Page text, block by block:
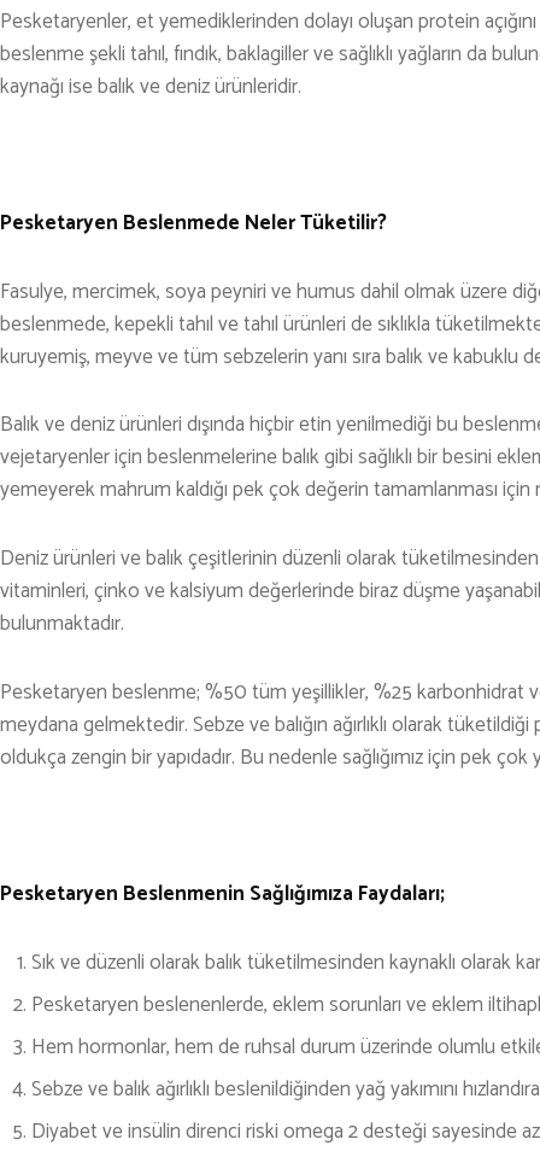
KARAVAN
OTO | MOTO
PET SHOP
YAŞAM VE SAĞLIK
SCUBA DALIŞ
SEYAHAT
SNOWBOARD
SPOR & FİTNESS
TEKNOLOJİ
TENİS
TIRMANIŞ
YÜRÜYÜŞ
YÜZME
Pesketaryenler, et yemediklerinden dolayı oluşan protein
beslenme şekli tahıl, fındık, baklagiller ve sağlıklı yağların da
kaynağı ise balık ve deniz ürünleridir.
Pesketaryen Beslenmede Neler Tüketilir?
Fasulye, mercimek, soya peyniri ve humus dahil olmak üzere
beslenmede, kepekli tahıl ve tahıl ürünleri de sıklıkla
kuruyemiş, meyve ve tüm sebzelerin yanı sıra balık ve
Balık ve deniz ürünleri dışında hiçbir etin yenilmediği bu
vejetaryenler için beslenmelerine balık gibi sağlıklı bir besini
yemeyerek mahrum kaldığı pek çok değerin tamamlanması
Deniz ürünleri ve balık çeşitlerinin düzenli olarak tüketilmesinden
vitaminleri, çinko ve kalsiyum değerlerinde biraz düşme
bulunmaktadır.
Pesketaryen beslenme; %50 tüm yeşillikler, %25 karbonhidrat
meydana gelmektedir. Sebze ve balığın ağırlıklı olarak
oldukça zengin bir yapıdadır. Bu nedenle sağlığımız için pek çok
Pesketaryen Beslenmenin Sağlığımıza Faydaları;
Sık ve düzenli olarak balık tüketilmesinden kaynaklı olarak
Pesketaryen beslenenlerde, eklem sorunları ve eklem
Hem hormonlar, hem de ruhsal durum üzerinde olumlu
Sebze ve balık ağırlıklı beslenildiğinden yağ yakımını
Diyabet ve insülin direnci riski omega 2 desteği sayesinde